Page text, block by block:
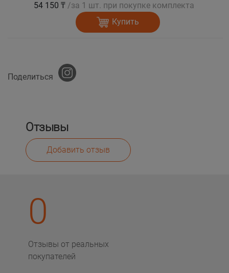
54 150 ₸ /за 1 шт. при покупке комплекта
Купить
Поделиться
Отзывы
Добавить отзыв
0
Отзывы от реальных
покупателей